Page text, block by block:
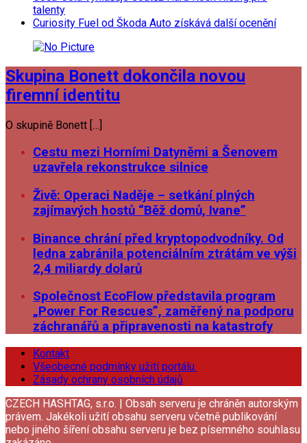
talenty
Curiosity Fuel od Škoda Auto získává další ocenění
Skupina Bonett dokončila novou
firemní identitu
O skupině Bonett […]
Cestu mezi Horními Datyněmi a Šenovem
uzavřela rekonstrukce silnice
Živě: Operaci Naděje – setkání plných
zajímavých hostů “Běž domů, Ivane”
Binance chrání před kryptopodvodníky. Od
ledna zabránila potenciálním ztrátám ve výši
2,4 miliardy dolarů
Společnost EcoFlow představila program
„Power For Rescues”, zaměřený na podporu
záchranářů a připravenosti na katastrofy
Kontakt
Všeobecné podmínky užití portálu
Zásady ochrany osobních údajů
CZECH HASHTAG, s.r.o. | Obsah serveru je chráněn autorským
právem. Jakékoli užití obsahu serveru včetně publikování
nebo jiného šíření obsahu serveru je bez písemného souhlasu